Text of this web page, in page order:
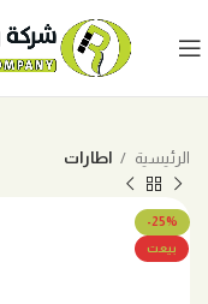
الرئيسية اطارات
-25%
بيعت